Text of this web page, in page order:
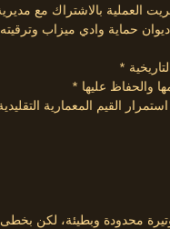
العملية بالاشتراك مع
القيم المعمارية
محدودة وبطيئة، لكن بخطى